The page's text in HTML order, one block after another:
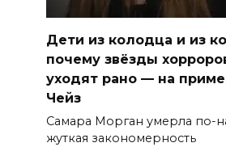
Дети из колодца и из
почему звёзды
уходят рано — на
Чейз
Самара Морган умерла по-
жуткая закономерность